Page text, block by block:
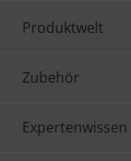
Produktwelt
Zubehör
Expertenwissen